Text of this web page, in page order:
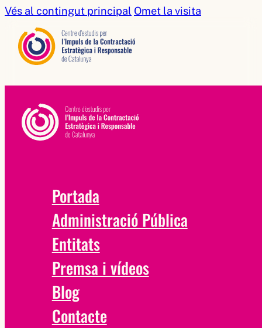
Vés al contingut principal Omet la visita
Portada
Administració Pública
Entitats
Premsa i vídeos
Blog
Contacte